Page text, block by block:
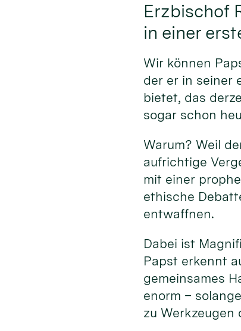
Erzbischof
in einer
Wir können
der er in seiner
bietet, das
sogar schon
Warum? Weil
aufrichtige
mit einer
ethische
entwaffnen.
Dabei ist
Papst erkennt
gemeinsames
enorm –
zu Werkzeugen